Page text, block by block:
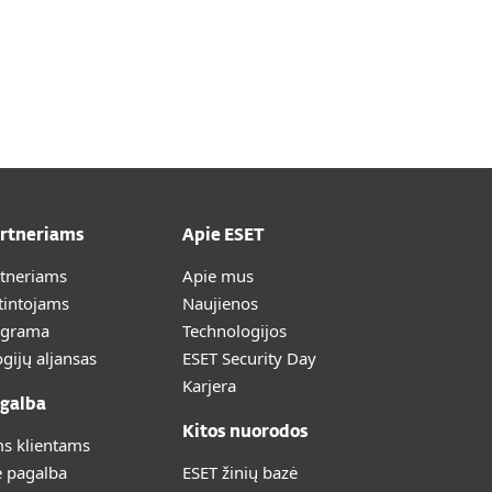
aljansas
klientams
pagalba
Apie ESET
Apie mus
Naujienos
Technologijos
ESET Security Day
Karjera
Kitos nuorodos
ESET žinių bazė